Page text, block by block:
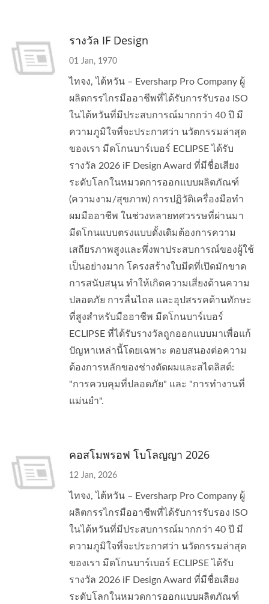
รางวัล IF Design
01 Jan, 1970
ไทจง, ไต้หวัน – Eversharp Pro Company ผู้
ผลิตกรรไกรมืออาชีพที่ได้รับการรับรอง ISO
ในไต้หวันที่มีประสบการณ์มากกว่า 40 ปี มี
ความภูมิใจที่จะประกาศว่า นวัตกรรมล่าสุด
ของเรา มีดโกนบาร์เบอร์ ECLIPSE ได้รับ
รางวัล 2026 iF Design Award ที่มีชื่อเสียง
ระดับโลกในหมวดการออกแบบผลิตภัณฑ์
(ความงาม/สุขภาพ) การปฏิวัติเครื่องมือทำ
ผมมืออาชีพ ในช่วงหลายทศวรรษที่ผ่านมา
มีดโกนแบบตรงแบบดั้งเดิมต้องการความ
เสถียรภาพสูงและพึ่งพาประสบการณ์ของผู้ใช้
เป็นอย่างมาก โครงสร้างใบมีดที่เปิดมักขาด
การสนับสนุน ทำให้เกิดความเสี่ยงด้านความ
ปลอดภัย การลื่นไถล และอุปสรรคด้านทักษะ
ที่สูงสำหรับมืออาชีพ มีดโกนบาร์เบอร์
ECLIPSE ที่ได้รับรางวัลถูกออกแบบมาเพื่อแก้
ปัญหาเหล่านี้โดยเฉพาะ ตอบสนองต่อความ
ต้องการหลักของช่างตัดผมและสไตลิสต์:
"การควบคุมที่ปลอดภัย" และ "การทำงานที่
แม่นยำ".
คอสโมพรอฟ โบโลญญา 2026
12 Jan, 2026
ไทจง, ไต้หวัน – Eversharp Pro Company ผู้
ผลิตกรรไกรมืออาชีพที่ได้รับการรับรอง ISO
ในไต้หวันที่มีประสบการณ์มากกว่า 40 ปี มี
ความภูมิใจที่จะประกาศว่า นวัตกรรมล่าสุด
ของเรา มีดโกนบาร์เบอร์ ECLIPSE ได้รับ
รางวัล 2026 iF Design Award ที่มีชื่อเสียง
ระดับโลกในหมวดการออกแบบผลิตภัณฑ์